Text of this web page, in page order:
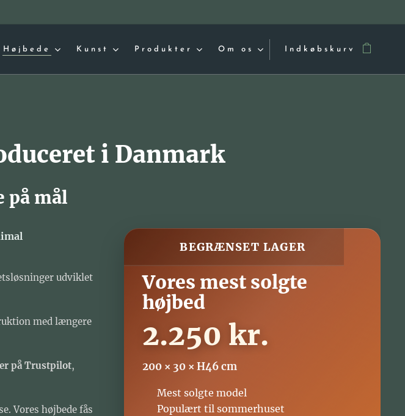
Højbede Kunst Produkter Om os Indkøbskurv
i Danmark
på mål
udviklet
med længere
på Trustpilot,
Vores højbede fås
🔥 BEGRÆNSET LAGER
Vores mest solgte
højbed
2.250 kr.
200 × 30 × H46 cm
⭐ Mest solgte model
🏡 Populært til sommerhuset